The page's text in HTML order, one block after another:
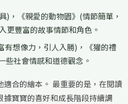
)，《親愛的動物園》(情節簡單，
更豐富的故事情節和角色。
有想像力，引人入勝)，《獾的禮
些社會情感和道德觀念。
合的繪本。 最重要的是，在閱讀
寶寶的喜好和成長階段持續調